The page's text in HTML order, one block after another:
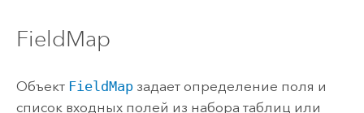
FieldMap
Объект FieldMapзадает определение поля и
список входных полей из набора таблиц или